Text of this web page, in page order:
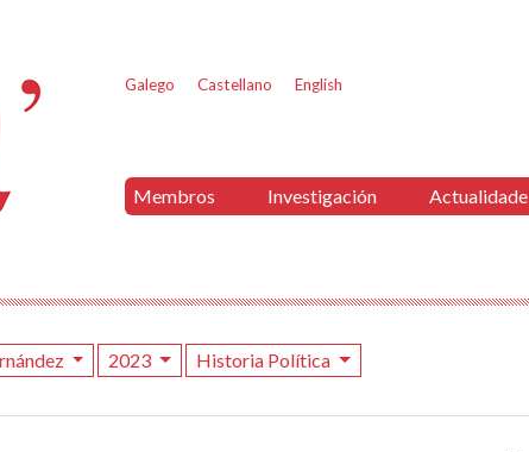
Galego Castellano English
Membros Investigación Actualidade
2023 Historia Política